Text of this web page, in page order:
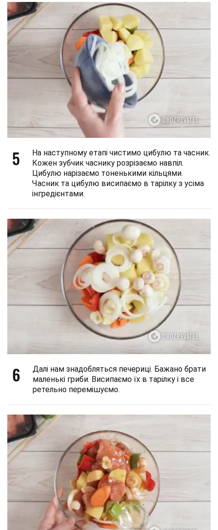
5
На наступному етапі чистимо цибулю та часник.
Кожен зубчик часнику розрізаємо навпіл.
Цибулю нарізаємо тоненькими кільцями.
Часник та цибулю висипаємо в тарілку з усіма
інгредієнтами.
6
Далі нам знадобляться печериці. Бажано брати
маленькі гриби. Висипаємо їх в тарілку і все
ретельно перемішуємо.